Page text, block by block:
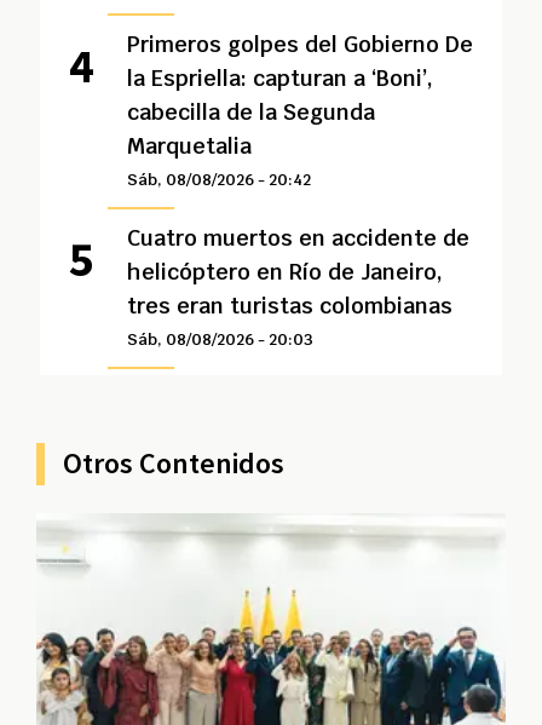
Primeros golpes del Gobierno De
la Espriella: capturan a ‘Boni’,
cabecilla de la Segunda
Marquetalia
Sáb, 08/08/2026 - 20:42
Cuatro muertos en accidente de
helicóptero en Río de Janeiro,
tres eran turistas colombianas
Sáb, 08/08/2026 - 20:03
Otros Contenidos